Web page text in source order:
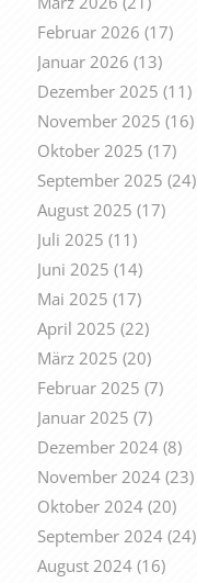
Februar 2026 (17)
Januar 2026 (13)
Dezember 2025 (11)
November 2025 (16)
Oktober 2025 (17)
September 2025 (24)
August 2025 (17)
Juli 2025 (11)
Juni 2025 (14)
Mai 2025 (17)
April 2025 (22)
März 2025 (20)
Februar 2025 (7)
Januar 2025 (7)
Dezember 2024(8)
November 2024(23)
Oktober 2024(20)
September 2024(24)
August 2024(16)